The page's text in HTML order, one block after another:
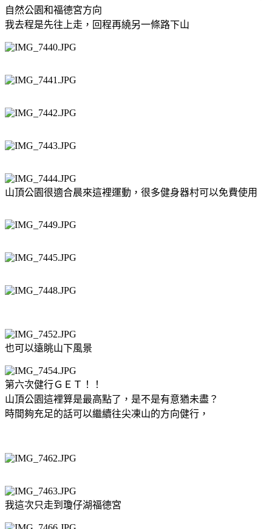
自然公園和福德宮方向
我去程是先往上走，回程再繞另一條路下山
山頂公園很適合晨來這裡運動，很多健身器村可以免費使用
也可以遠眺山下風景
第六次健行ＧＥＴ！！
山頂公園這裡算是最高點了，是不是有意猶未盡？
時間夠充足的話可以繼續往尖凍山的方向健行，
我這次只走到瓊仔湖福德宮